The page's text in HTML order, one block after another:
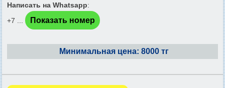
Написать на Whatsapp:
+7 ...
Показать номер
Минимальная цена: 8000 тг